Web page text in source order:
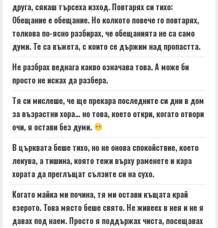
друга, сякаш търсеха изход. Повтарях си тихо:
Обещание е обещание. Но колкото повече го повтарях,
толкова по-ясно разбирах, че обещанията не са само
думи. Те са въжета, с които се държим над пропастта.
Не разбрах веднага какво означава това. А може би
просто не исках да разбера.
Тя си мислеше, че ще прекара последните си дни в дом
за възрастни хора… но това, което откри, когато отвори
очи, я остави без думи.
В църквата беше тихо, но не онова спокойствие, което
лекува, а тишина, която тежи върху раменете и кара
хората да преглъщат сълзите си на сухо.
Когато майка ми почина, тя ми остави къщата край
езерото. Това място беше свято. Не живеех в нея и не я
давах под наем. Просто я поддържах чиста, посещавах